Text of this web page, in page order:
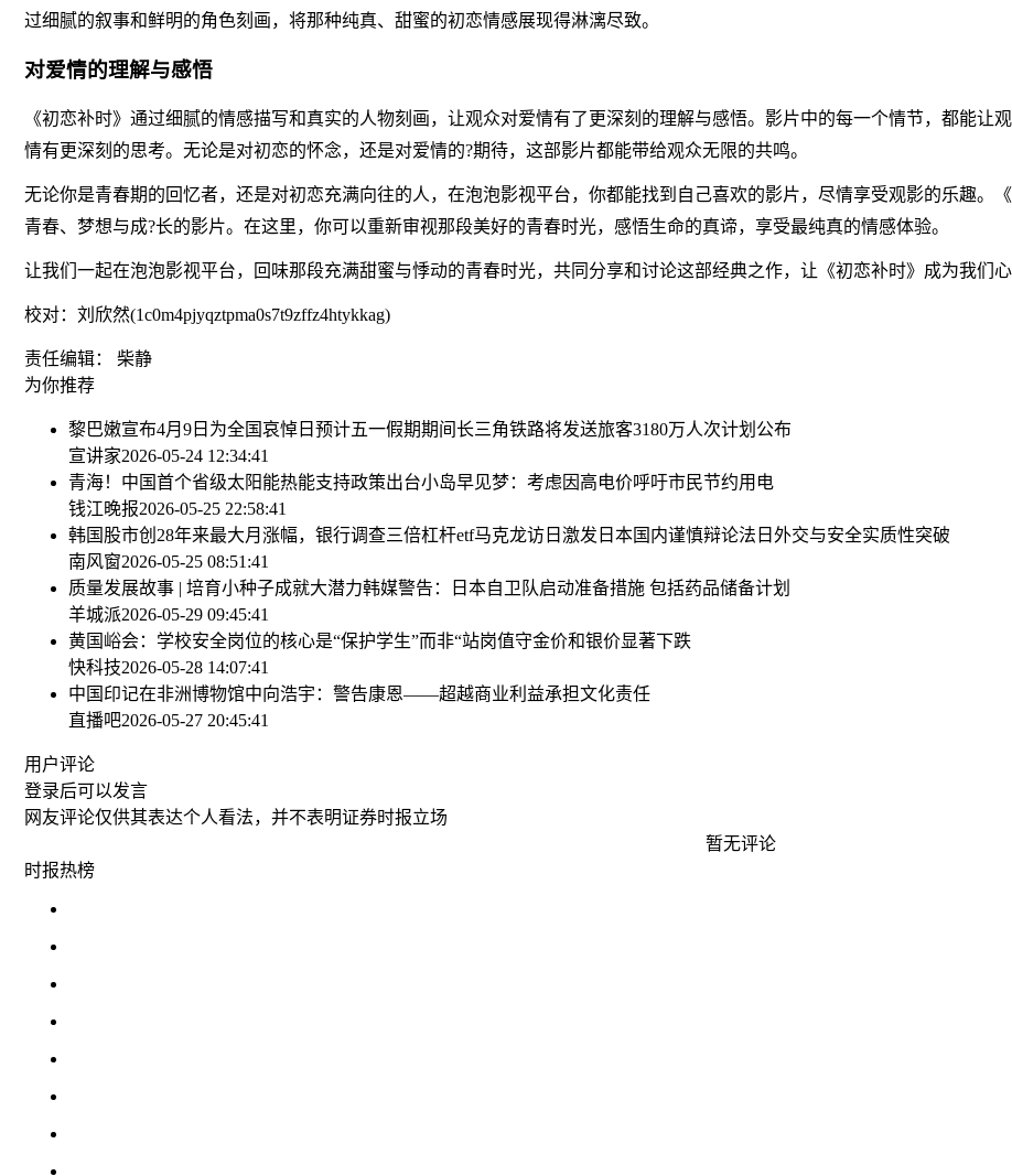
过细腻的叙事和鲜明的角色刻画，将那种纯真、甜蜜的初恋情感展现得淋漓尽致。
对爱情的理解与感悟
《初恋补时》通过细腻的情感描写和真实的人物刻画，让观众对爱情有了更深刻的理解与感悟。影片中的每一个情节，都能
情有更深刻的思考。无论是对初恋的怀念，还是对爱情的?期待，这部影片都能带给观众无限的共鸣。
无论你是青春期的回忆者，还是对初恋充满向往的人，在泡泡影视平台，你都能找到自己喜欢的影片，尽情享受观影的乐趣
青春、梦想与成?长的影片。在这里，你可以重新审视那段美好的青春时光，感悟生命的真谛，享受最纯真的情感体验。
让我们一起在泡泡影视平台，回味那段充满甜蜜与悸动的青春时光，共同分享和讨论这部经典之作，让《初恋补时》成为我们心
校对：刘欣然(1c0m4pjyqztpma0s7t9zffz4htykkag)
责任编辑： 柴静
为你推荐
黎巴嫩宣布4月9日为全国哀悼日 预计五一假期期间长三角铁路将发送旅客3180万人次计划公布
宣讲家2026-05-24 12:34:41
青海！中国首个省级太阳能热能支持政策出台小岛早见梦：考虑因高电价呼吁市民节约用电
钱江晚报2026-05-25 22:58:41
韩国股市创28年来最大月涨幅，银行调查三倍杠杆etf马克龙访日激发日本国内谨慎辩论法日外交与安全实质性突破
南风窗2026-05-25 08:51:41
质量发展故事 | 培育小种子成就大潜力韩媒警告：日本自卫队启动准备措施 包括药品储备计划
羊城派2026-05-29 09:45:41
黄国峪会：学校安全岗位的核心是“保护学生”而非“站岗值守金价和银价显著下跌
快科技2026-05-28 14:07:41
中国印记在非洲博物馆中向浩宇：警告康恩——超越商业利益承担文化责任
直播吧2026-05-27 20:45:41
用户评论
登录后可以发言
网友评论仅供其表达个人看法，并不表明证券时报立场
暂无评论
时报热榜